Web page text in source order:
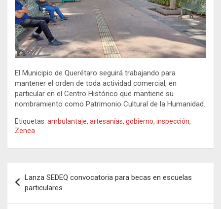
El Municipio de Querétaro seguirá trabajando para
mantener el orden de toda actividad comercial, en
particular en el Centro Histórico que mantiene su
nombramiento como Patrimonio Cultural de la Humanidad.
Etiquetas: ambulantaje, artesanías, gobierno, inspección,
Zenea
de
entradas
Lanza SEDEQ convocatoria para becas en escuelas
particulares